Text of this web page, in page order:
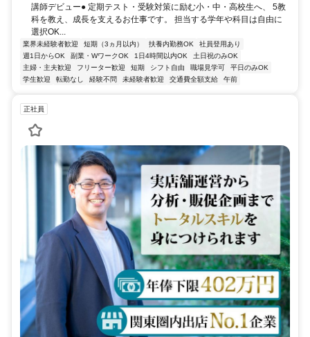
講師デビュー● 定期テスト・受験対策に励む小・中・高校生へ、 5教
科を教え、成長を支えるお仕事です。 担当する学年や科目は自由に
選択OK...
業界未経験者歓迎 短期（3ヵ月以内） 扶養内勤務OK
社員登用あり
週1日からOK
副業・WワークOK 1日4時間以内OK
土日祝のみOK
主婦・主夫歓迎
フリーター歓迎 短期 シフト自由 職場見学可
平日のみOK
学生歓迎
転勤なし 経験不問 未経験者歓迎 交通費全額支給 午前
正社員